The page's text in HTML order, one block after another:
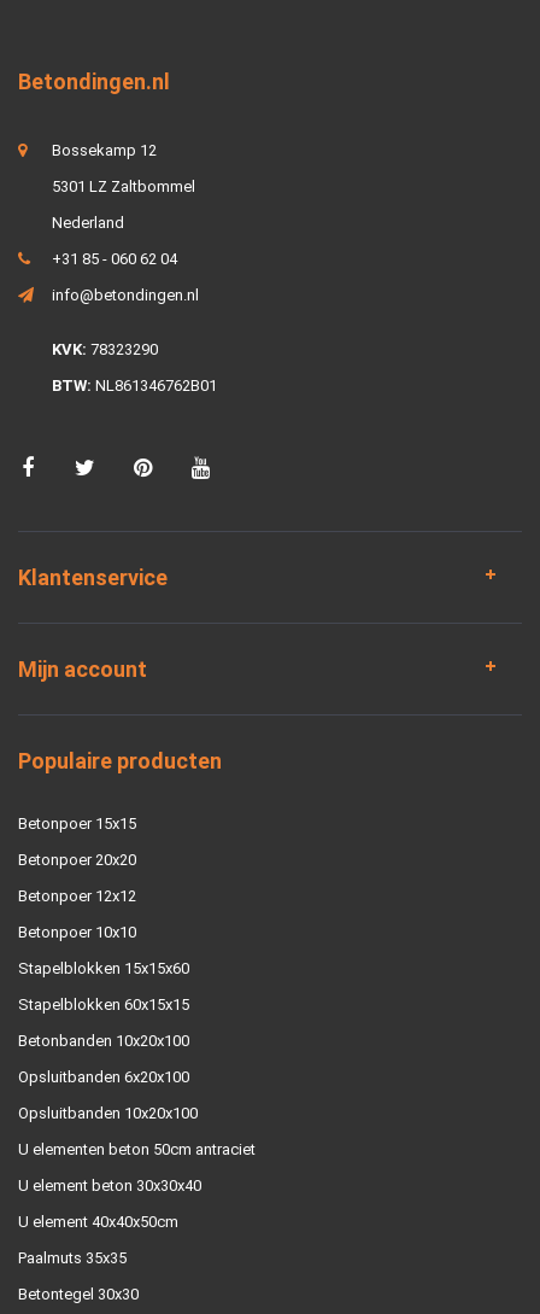
Betondingen.nl
Bossekamp 12
5301 LZ Zaltbommel
Nederland
+31 85 - 060 62 04
info@betondingen.nl
KVK: 78323290
BTW: NL861346762B01
Klantenservice
Mijn account
Populaire producten
Betonpoer 15x15
Betonpoer 20x20
Betonpoer 12x12
Betonpoer 10x10
Stapelblokken 15x15x60
Stapelblokken 60x15x15
Betonbanden 10x20x100
Opsluitbanden 6x20x100
Opsluitbanden 10x20x100
U elementen beton 50cm antraciet
U element beton 30x30x40
U element 40x40x50cm
Paalmuts 35x35
Betontegel 30x30